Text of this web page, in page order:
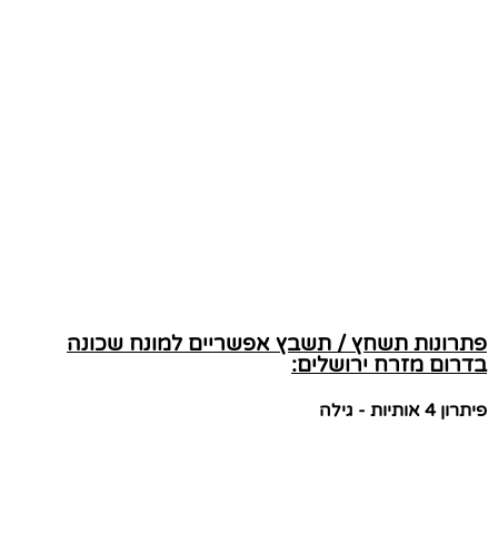
פתרונות תשחץ / תשבץ אפשריים למונח שכונה
בדרום מזרח ירושלים:
פיתרון 4 אותיות - גילה